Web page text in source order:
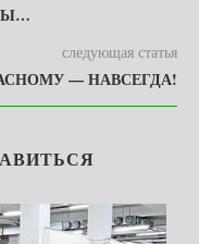
следующая статья
— НАВСЕГДА!